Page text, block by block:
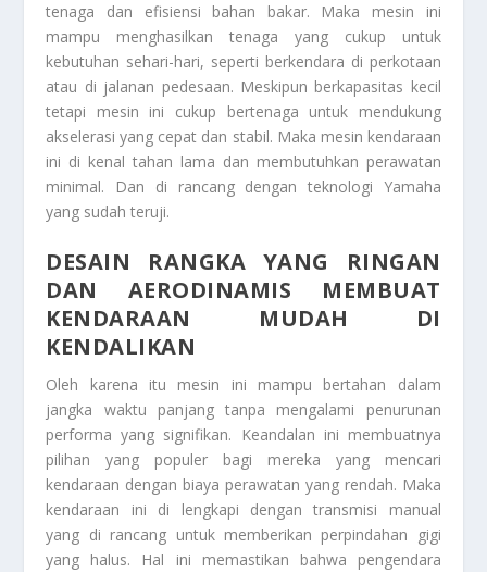
tenaga dan efisiensi bahan bakar. Maka mesin ini
mampu menghasilkan tenaga yang cukup untuk
kebutuhan sehari-hari, seperti berkendara di perkotaan
atau di jalanan pedesaan. Meskipun berkapasitas kecil
tetapi mesin ini cukup bertenaga untuk mendukung
akselerasi yang cepat dan stabil. Maka mesin kendaraan
ini di kenal tahan lama dan membutuhkan perawatan
minimal. Dan di rancang dengan teknologi Yamaha
yang sudah teruji.
DESAIN RANGKA YANG RINGAN
DAN AERODINAMIS MEMBUAT
KENDARAAN MUDAH DI
KENDALIKAN
Oleh karena itu mesin ini mampu bertahan dalam
jangka waktu panjang tanpa mengalami penurunan
performa yang signifikan. Keandalan ini membuatnya
pilihan yang populer bagi mereka yang mencari
kendaraan dengan biaya perawatan yang rendah. Maka
kendaraan ini di lengkapi dengan transmisi manual
yang di rancang untuk memberikan perpindahan gigi
yang halus. Hal ini memastikan bahwa pengendara